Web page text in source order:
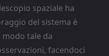
spaziale ha
del sistema è
tale da
facendoci